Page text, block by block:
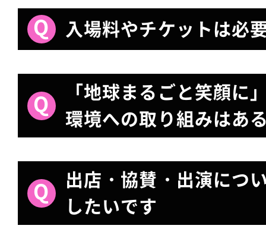
入場料やチケットは必
「地球まるごと笑顔に
環境への取り組みはあ
出店・協賛・出演につ
したいです